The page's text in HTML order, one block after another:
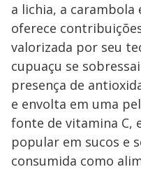
a lichia, a carambola
oferece
valorizada por seu
cupuaçu se
presença de
e envolta em uma
fonte de vitamina C,
popular em sucos e
consumida como